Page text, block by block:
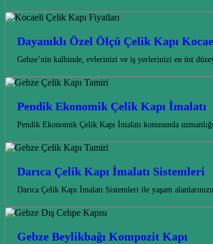
Dayanıklı Özel Ölçü Çelik Kapı
Gebze’nin kalbinde, evlerinizi ve iş yerlerinizi en üst
Pendik Ekonomik Çelik Kapı İmalatı
Pendik Ekonomik Çelik Kapı İmalatı konusunda
Darıca Çelik Kapı İmalatı Sistemleri
Darıca Çelik Kapı İmalatı Sistemleri ile yaşam
Gebze Beylikbağı Kompozit Kapı